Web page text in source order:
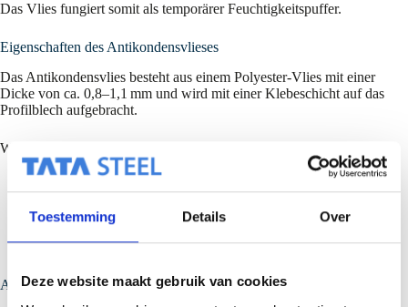
Toestemming Details Over
Deze website maakt gebruik van cookies
Das Vlies fungiert somit als temporärer Feuchtigkeitspuffer.
Eigenschaften des Antikondensvlieses
Das Antikondensvlies besteht aus einem Polyester-Vlies mit einer
Dicke von ca. 0,8–1,1 mm und wird mit einer Klebeschicht auf das
Profilblech aufgebracht.
Wichtige Eigenschaften:
abnehmend bei größeren Neigungen
Anwendungsbereiche